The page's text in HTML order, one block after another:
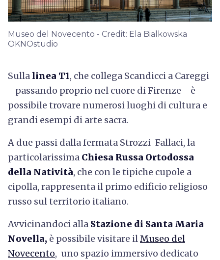
Museo del Novecento - Credit: Ela Bialkowska
OKNOstudio
Sullalinea T1, che collega Scandicci a Careggi
- passando proprio nel cuore di Firenze - è
possibile trovare numerosi luoghi di cultura e
grandi esempi di arte sacra.
A due passi dalla fermata Strozzi-Fallaci, la
particolarissima Chiesa Russa Ortodossa
della Natività, che con le tipiche cupole a
cipolla, rappresenta il primo edificio religioso
russo sul territorio italiano.
Avvicinandoci alla Stazione di Santa Maria
Novella, è possibile visitare ilMuseo del
Novecento, uno spazio immersivo dedicato